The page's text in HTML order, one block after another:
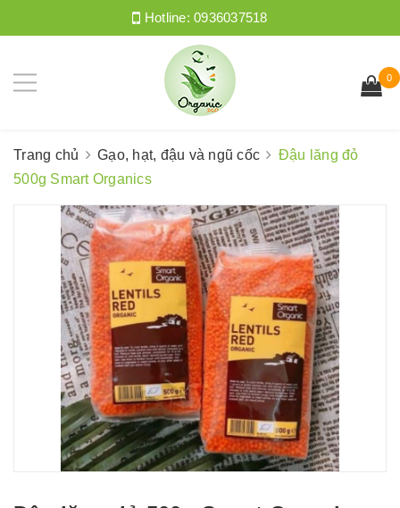
Hotline:0936037518
0
Trang chủ Gạo, hạt, đậu và ngũ cốc
Đậu lăng đỏ
500g Smart Organics